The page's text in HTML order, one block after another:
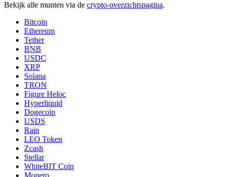
Bekijk alle munten via de crypto-overzichtspagina.
Bitcoin
Ethereum
Tether
BNB
USDC
XRP
Solana
TRON
Figure Heloc
Hyperliquid
Dogecoin
USDS
Rain
LEO Token
Zcash
Stellar
WhiteBIT Coin
Monero